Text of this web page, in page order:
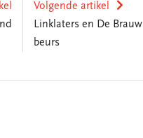
Volgende artikel
Linklaters en De
beurs